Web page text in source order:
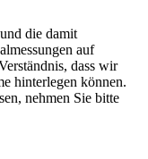
die damit
auf
dass wir
hinterlegen können.
nehmen Sie bitte